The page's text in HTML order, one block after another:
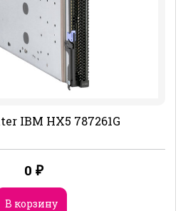
IBM HX5 787261G
0 ₽
В корзину